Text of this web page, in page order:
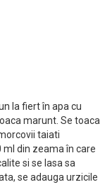
la fiert în apa cu
marunt. Se toaca
taiati
ml din zeama în care
si se lasa sa
se adauga urzicile